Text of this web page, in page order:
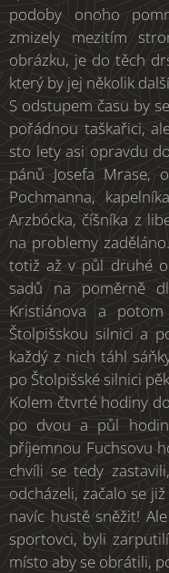
podoby onoho
zmizely mezitím
obrázku, je do těch
který by jej několik
S odstupem času by
pořádnou taškařici,
sto lety asi opravdu
pánů Josefa Mrase,
Pochmanna,
Arzbócka, číšníka z
na problemy
totiž až v půl druhé
sadů na poměrně
Kristiánova a
Štolpišskou silnici a
každý z nich táhl
po Štolpišské silnici
Kolem čtvrté hodiny
po dvou a půl
příjemnou Fuchsovu
chvíli se tedy
odcházeli, začalo se
navíc hustě sněžit!
sportovci, byli
místo aby se obrátili,